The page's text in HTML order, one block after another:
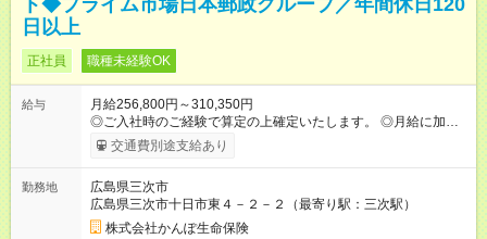
ト◆プライム市場日本郵政グループ／年間休日120
日以上
正社員 職種未経験OK
給与
月給256,800円～310,350円
◎ご入社時のご経験で算定の上確定いたします。 ◎月給に加え
て、諸手当（残業手当・住居手当・扶養手当・営業手当など）
+賞与年2回を支給します。 ◎諸手当については通勤・住居・扶
月あり。待遇に変更はありません。 ◎実績に応じた営業手当が
別途支給されます。 【試用期間】試用期間あり 試用期間の長
さ：6ヶ月 雇用形態、給与は本採用時と同じです。
交通費別途支給あり
勤務地
広島県三次市
広島県三次市十日市東４－２－２（最寄り駅：三次駅）
株式会社かんぽ生命保険